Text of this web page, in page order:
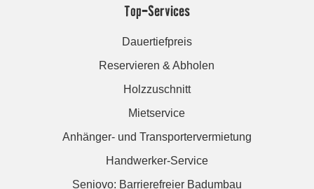
Top-Services
Dauertiefpreis
Reservieren & Abholen
Holzzuschnitt
Mietservice
Anhänger- und Transportervermietung
Handwerker-Service
Seniovo: Barrierefreier Badumbau